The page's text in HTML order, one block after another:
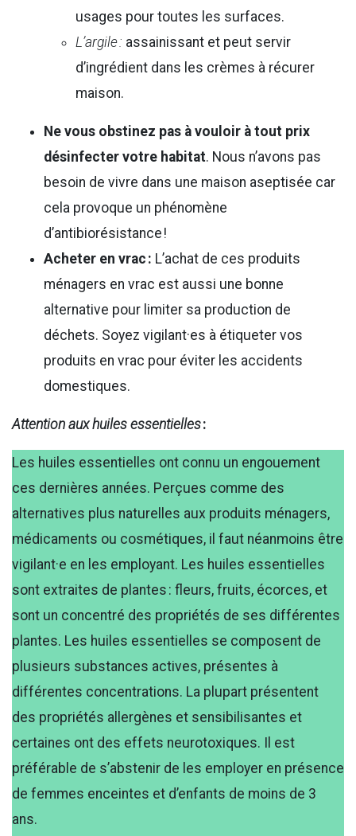
usages pour toutes les surfaces.
L’argile : assainissant et peut servir
d’ingrédient dans les crèmes à récurer
maison.
Ne vous obstinez pas à vouloir à tout prix
désinfecter votre habitat. Nous n’avons pas
besoin de vivre dans une maison aseptisée car
cela provoque un phénomène
d’antibiorésistance !
Acheter en vrac : L’achat de ces produits
ménagers en vrac est aussi une bonne
alternative pour limiter sa production de
déchets. Soyez vigilant·es à étiqueter vos
produits en vrac pour éviter les accidents
domestiques.
Attention aux huiles essentielles:
Les huiles essentielles ont connu un engouement
ces dernières années. Perçues comme des
alternatives plus naturelles aux produits ménagers,
médicaments ou cosmétiques, il faut néanmoins être
vigilant·e en les employant. Les huiles essentielles
sont extraites de plantes : fleurs, fruits, écorces, et
sont un concentré des propriétés de ses différentes
plantes. Les huiles essentielles se composent de
plusieurs substances actives, présentes à
différentes concentrations. La plupart présentent
des propriétés allergènes et sensibilisantes et
certaines ont des effets neurotoxiques. Il est
préférable de s’abstenir de les employer en présence
de femmes enceintes et d’enfants de moins de 3
ans.